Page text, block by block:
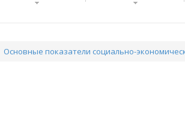
Основные показатели социально-